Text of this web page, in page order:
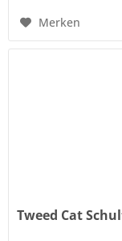
Merken
Tweed Cat